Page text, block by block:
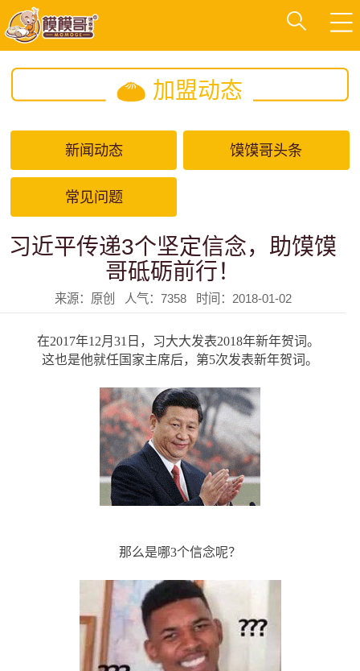
加盟动态
新闻动态 馍馍哥头条
常见问题
习近平传递3个坚定信念，助馍馍
哥砥砺前行！
来源：原创 人气：7358 时间：2018-01-02
在2017年12月31日，习大大发表2018年新年贺词。
这也是他就任国家主席后，第5次发表新年贺词。
那么是哪3个信念呢？